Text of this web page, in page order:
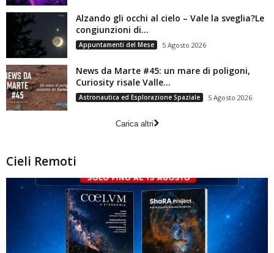
Alzando gli occhi al cielo – Vale la sveglia?Le
congiunzioni di...
Appuntamenti del Mese 5 Agosto 2026
News da Marte #45: un mare di poligoni,
Curiosity risale Valle...
Astronautica ed Esplorazione Spaziale 5 Agosto 2026
Carica altri
Cieli Remoti